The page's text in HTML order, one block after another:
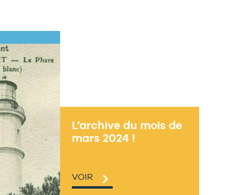
L’archive du mois de
mars 2024 !
VOIR